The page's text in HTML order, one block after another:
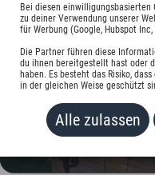
Bei diesen
zu deiner Verwendung unserer
für Werbung (Google, Hubspot Inc,
Die Partner führen diese
du ihnen bereitgestellt hast oder
haben. Es besteht das Risiko,
in der gleichen Weise geschützt
Alle zulassen
Preis auf Anfrage